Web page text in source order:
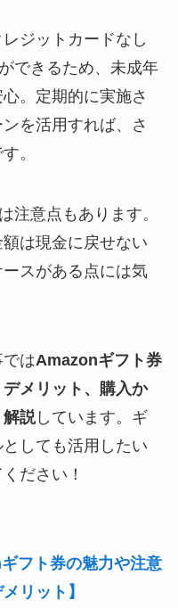
ジットカードなし
できるため、未成年
。定期的に実施さ
を活用すれば、さ
。
注意点もあります。
は現金に戻せない
スがある点には気
はAmazonギフト券
メリット、購入か
解説しています。ギ
しても活用したい
ださい！
フト券の魅力や注意
リット】